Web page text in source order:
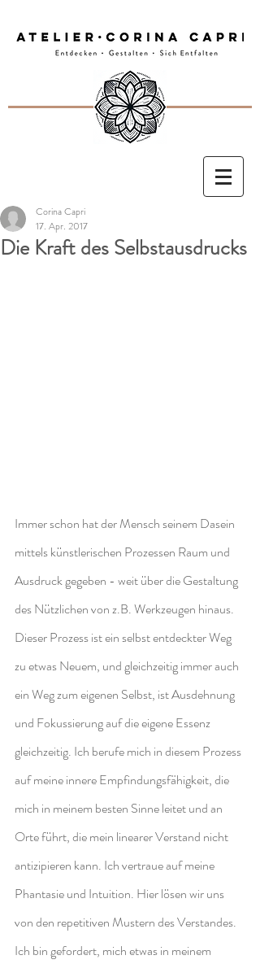
Die Kraft des Selbstausdrucks
Corina Capri
17. Apr. 2017
Immer schon hat der Mensch seinem Dasein
mittels künstlerischen Prozessen Raum und
Ausdruck gegeben - weit über die Gestaltung
des Nützlichen von z.B. Werkzeugen hinaus.
Dieser Prozess ist ein selbst entdeckter Weg
zu etwas Neuem, und gleichzeitig immer auch
ein Weg zum eigenen Selbst, ist Ausdehnung
und Fokussierung auf die eigene Essenz
gleichzeitig. Ich berufe mich in diesem Prozess
auf meine innere Empfindungsfähigkeit, die
mich in meinem besten Sinne leitet und an
Orte führt, die mein linearer Verstand nicht
antizipieren kann. Ich vertraue auf meine
Phantasie und Intuition. Hier lösen wir uns
von den repetitiven Mustern des Verstandes.
Ich bin gefordert, mich etwas in meinem